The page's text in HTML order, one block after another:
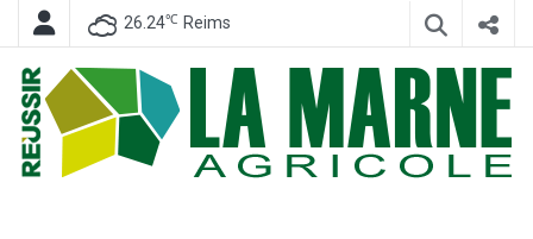
26.24℃ Reims